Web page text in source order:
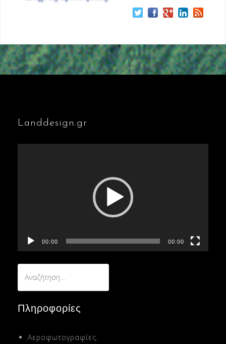
Landdesign.gr
00:00 00:00
για:
Πληροφορίες
Αεροφωτογραφίες.